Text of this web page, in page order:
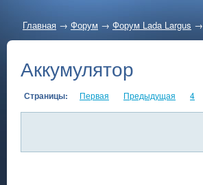
Главная → Форум → Форум Lada Largus →
Аккумулятор
Страницы: Первая Предыдущая 4